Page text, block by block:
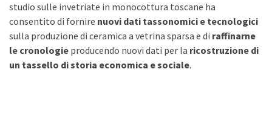
studio sulle invetriate in monocottura toscane ha
consentito di fornire nuovi dati tassonomici e tecnologici
sulla produzione di ceramica a vetrina sparsa e di raffinarne
le cronologie producendo nuovi dati per la ricostruzione di
un tassello di storia economica e sociale.